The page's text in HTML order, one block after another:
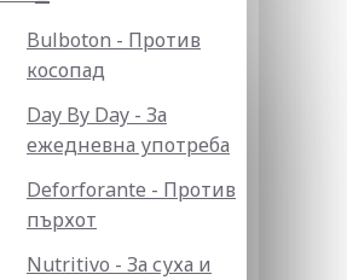
Bulboton - Против
косопад
Day By Day - За
ежедневна употреба
Deforforante - Против
пърхот
Nutritivo - За суха и